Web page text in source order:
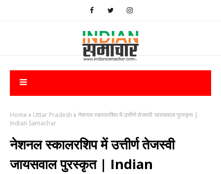
Home Uttar Pradesh
​नेशनल स्कालरशिप में उत्तीर्ण तेजस्वी जायसवाल पुरस्कृत |
Indian Samachar
​नेशनल स्कालरशिप में उत्तीर्ण तेजस्वी
जायसवाल पुरस्कृत | Indian